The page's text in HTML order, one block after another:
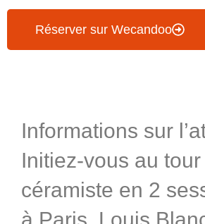
Réserver sur Wecandoo
Informations sur
Initiez-vous au
céramiste en 2